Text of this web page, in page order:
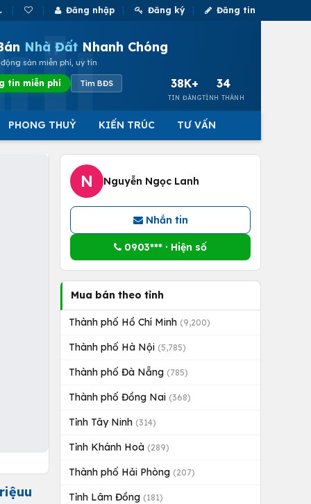
Đăng nhập Đăng ký Đăng tin
Nhà Đất Nhanh Chóng
sản miễn phí, uy tín
tin miễn phí Tìm BĐS 38K+
TIN ĐĂNG
34
TỈNH THÀNH
PHONG THUỶ KIẾN TRÚC TƯ VẤN
N Nguyễn Ngọc Lanh
Nhắn tin
0903*** · Hiện số
Mua bán theo tỉnh
Thành phố Hồ Chí Minh (9,200)
Thành phố Hà Nội (5,785)
Thành phố Đà Nẵng (785)
Thành phố Đồng Nai (368)
Tỉnh Tây Ninh (314)
Tỉnh Khánh Hoà (289)
Thành phố Hải Phòng (207)
Tỉnh Lâm Đồng (181)